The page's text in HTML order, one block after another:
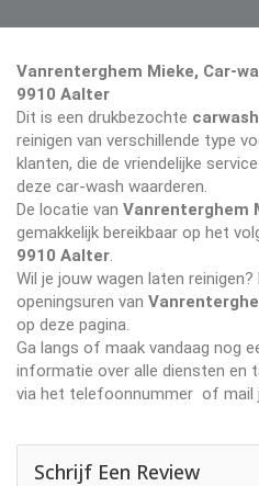
Vanrenterghem Mieke, Car-
9910 Aalter
Dit is een drukbezochte carwash
reinigen van verschillende type
klanten, die de vriendelijke
deze car-wash waarderen.
De locatie van Vanrenterghem
gemakkelijk bereikbaar op het
9910 Aalter
Wil je jouw wagen laten
openingsuren van
op deze pagina.
Ga langs of maak vandaag nog
informatie over alle diensten en
via het telefoonnummer of mail
Schrijf Een Review